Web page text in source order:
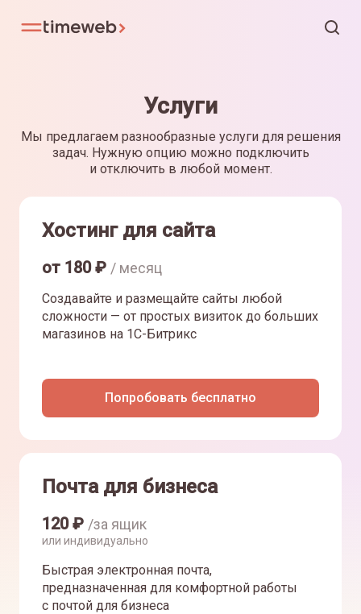
Услуги
Мы предлагаем разнообразные услуги для решения
задач. Нужную опцию можно подключить
и отключить в любой момент.
Хостинг для сайта
от 180₽ / месяц
Создавайте и размещайте сайты любой
сложности — от простых визиток до больших
магазинов на 1С-Битрикс
Попробовать бесплатно
Почта для бизнеса
120₽ /за ящик
или индивидуально
Быстрая электронная почта,
предназначенная для комфортной работы
с почтой для бизнеса